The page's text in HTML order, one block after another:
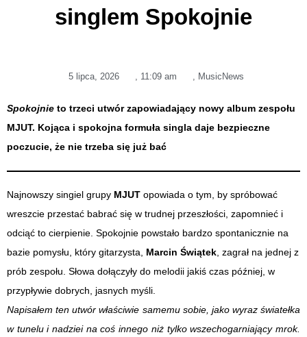
singlem Spokojnie
5 lipca, 2026 , 11:09 am , MusicNews
Spokojnie to trzeci utwór zapowiadający nowy album zespołu
MJUT. Kojąca i spokojna formuła singla daje bezpieczne
poczucie, że nie trzeba się już bać
Najnowszy singiel grupy MJUT opowiada o tym, by spróbować
wreszcie przestać babrać się w trudnej przeszłości, zapomnieć i
odciąć to cierpienie. Spokojnie powstało bardzo spontanicznie na
bazie pomysłu, który gitarzysta, Marcin Świątek, zagrał na jednej z
prób zespołu. Słowa dołączyły do melodii jakiś czas później, w
przypływie dobrych, jasnych myśli.
Napisałem ten utwór właściwie samemu sobie, jako wyraz światełka
w tunelu i nadziei na coś innego niż tylko wszechogarniający mrok.